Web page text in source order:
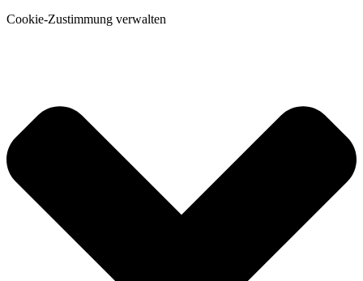
Cookie-Zustimmung verwalten